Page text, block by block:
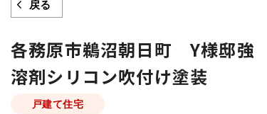
戻る
各務原市鵜沼朝日町 Y様邸強
溶剤シリコン吹付け塗装
戸建て住宅